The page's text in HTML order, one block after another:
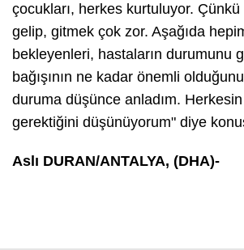
çocukları, herkes kurtuluyor.
gelip, gitmek çok zor. Aşağıda
bekleyenleri, hastaların durumunu
bağışının ne kadar önemli
duruma düşünce anladım. Herkesin
gerektiğini düşünüyorum" diye
Aslı DURAN/ANTALYA, (DHA)-